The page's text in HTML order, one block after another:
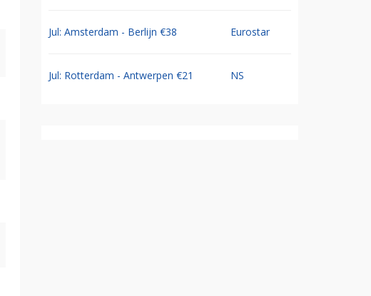
Jul: Amsterdam - Berlijn €38 Eurostar
Jul: Rotterdam - Antwerpen €21 NS